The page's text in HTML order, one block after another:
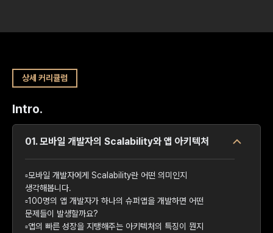
상세 커리큘럼
Intro.
01. 모바일 개발자의 Scalability와 앱 아키텍처
▫️모바일 개발자에게 Scalability란 어떤 의미인지
생각해봅니다.
▫️100명의 앱 개발자가 하나의 슈퍼앱을 개발하면 어떤
문제들이 발생할까요?
▫️앱의 빠른 성장을 지탱해주는 아키텍처의 특징이 뭔지